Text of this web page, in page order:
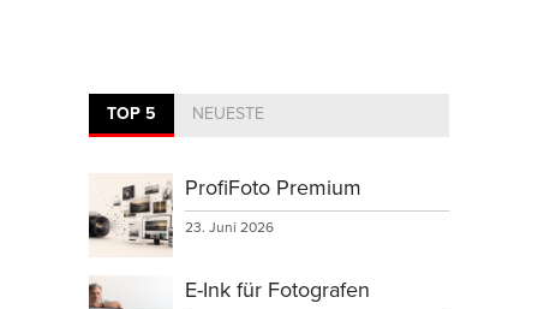
TOP 5 NEUESTE
ProfiFoto Premium
23. Juni 2026
E-Ink für Fotografen